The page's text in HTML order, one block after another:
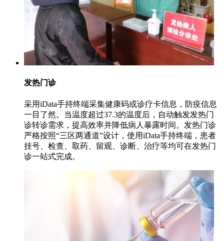
发热门诊
采用iData手持终端采集健康码或诊疗卡信息，防疫信息
一目了然。当温度超过37.3的温度后，自动触发发热门
诊转诊需求，提高效率并降低病人暴露时间。发热门诊
严格按照“三区两通道”设计，使用iData手持终端，患者
挂号、检查、取药、留观、诊断、治疗等均可在发热门
诊一站式完成。